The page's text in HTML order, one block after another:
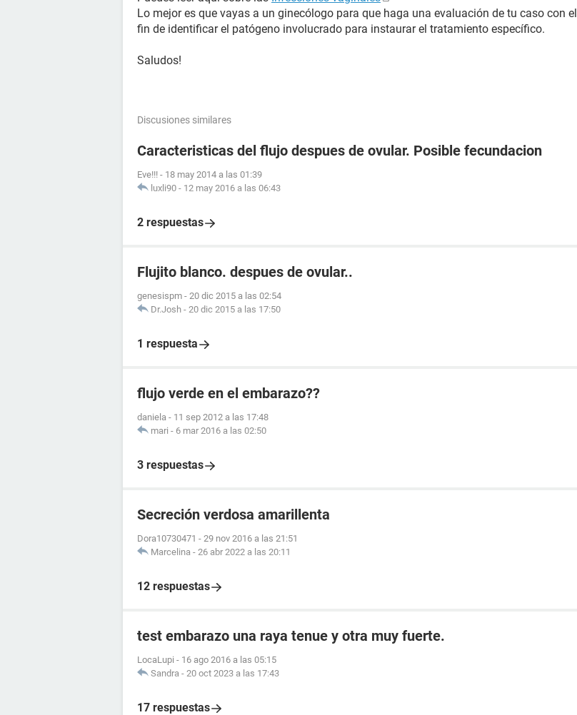
Lo mejor es que vayas a un ginecólogo para que haga una evaluación de tu caso con el
fin de identificar el patógeno involucrado para instaurar el tratamiento específico.
Saludos!
Discusiones similares
Caracteristicas del flujo despues de ovular. Posible fecundacion
Eve!!! - 18 may 2014 a las 01:39
luxli90 - 12 may 2016 a las 06:43
2 respuestas
Flujito blanco. despues de ovular..
genesispm - 20 dic 2015 a las 02:54
Dr.Josh - 20 dic 2015 a las 17:50
1 respuesta
flujo verde en el embarazo??
daniela - 11 sep 2012 a las 17:48
mari - 6 mar 2016 a las 02:50
3 respuestas
Secreción verdosa amarillenta
Dora10730471 - 29 nov 2016 a las 21:51
Marcelina - 26 abr 2022 a las 20:11
12 respuestas
test embarazo una raya tenue y otra muy fuerte.
LocaLupi - 16 ago 2016 a las 05:15
Sandra - 20 oct 2023 a las 17:43
17 respuestas